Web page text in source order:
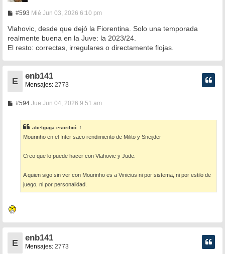
#593M
n
a
j
Mié Jun 03, 2026 6:10 pm
Vlahovic, desde que dejó la Fiorentina. Solo una temporada
realmente buena en la Juve: la 2023/24.
El resto: correctas, irregulares o directamente flojas.
E
enb141
Mensajes: 2773
#594M
s
a
j
Jue Jun 04, 2026 9:51 am
abelguga escribió: ↑
Mourinho en el Inter saco rendimiento de Milito y Sneijder
Creo que lo puede hacer con Vlahovic y Jude.
A quien sigo sin ver con Mourinho es a Vinicius ni por sistema, ni por estilo de
juego, ni por personalidad.
E
enb141
Mensajes: 2773